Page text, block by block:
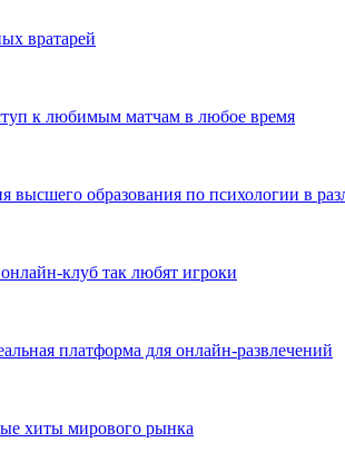
вратарей
к любимым матчам в любое время
образования по психологии в
клуб так любят игроки
платформа для онлайн-развлечений
хиты мирового рынка